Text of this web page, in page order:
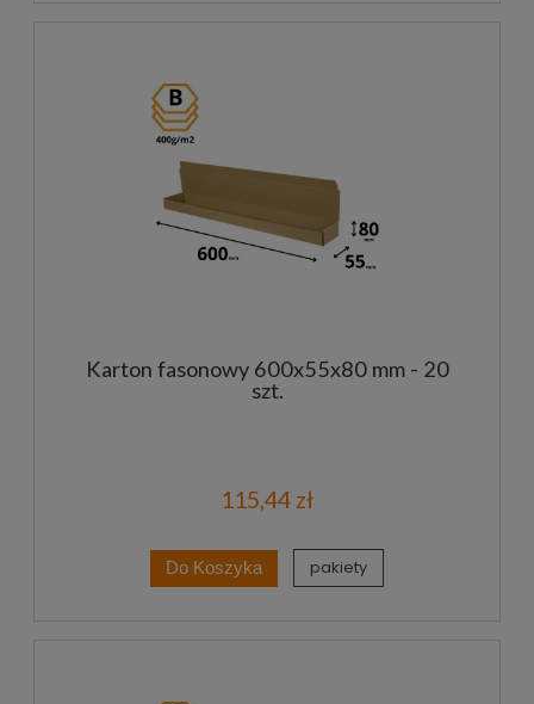
Karton fasonowy 600x55x80 mm - 20
szt.
115,44 zł
Do Koszyka pakiety